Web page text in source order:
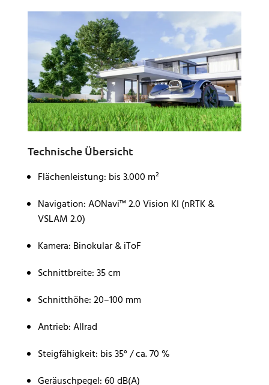
Technische Übersicht
Flächenleistung: bis 3.000 m²
Navigation: AONavi™ 2.0 Vision KI (nRTK &
VSLAM 2.0)
Kamera: Binokular & iToF
Schnittbreite: 35 cm
Schnitthöhe: 20–100 mm
Antrieb: Allrad
Steigfähigkeit: bis 35° / ca. 70 %
Geräuschpegel: 60 dB(A)